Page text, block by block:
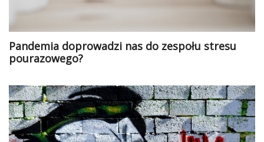
Pandemia doprowadzi nas do zespołu stresu
pourazowego?